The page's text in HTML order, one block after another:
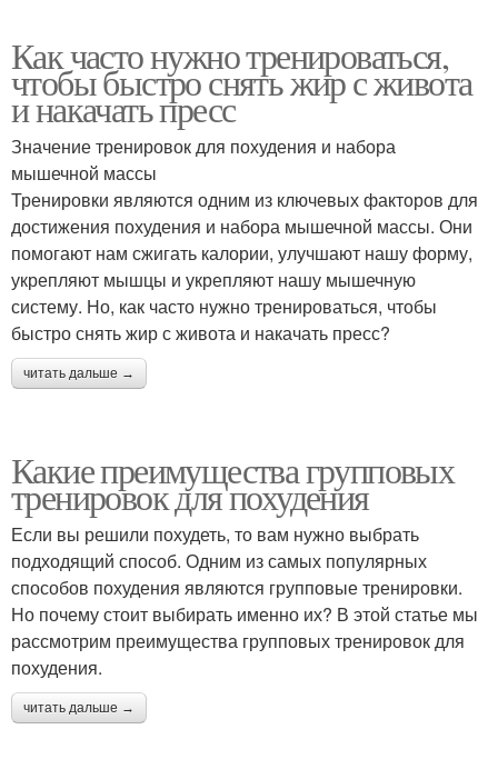
Как часто нужно тренироваться,
чтобы быстро снять жир с живота
и накачать пресс
Значение тренировок для похудения и набора
мышечной массы
Тренировки являются одним из ключевых факторов для
достижения похудения и набора мышечной массы. Они
помогают нам сжигать калории, улучшают нашу форму,
укрепляют мышцы и укрепляют нашу мышечную
систему. Но, как часто нужно тренироваться, чтобы
быстро снять жир с живота и накачать пресс?
читать дальше →
Какие преимущества групповых
тренировок для похудения
Если вы решили похудеть, то вам нужно выбрать
подходящий способ. Одним из самых популярных
способов похудения являются групповые тренировки.
Но почему стоит выбирать именно их? В этой статье мы
рассмотрим преимущества групповых тренировок для
похудения.
читать дальше →